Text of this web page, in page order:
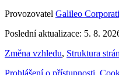
Provozovatel Galileo
Poslední aktualizace: 5. 8.
Změna vzhledu, Struktura